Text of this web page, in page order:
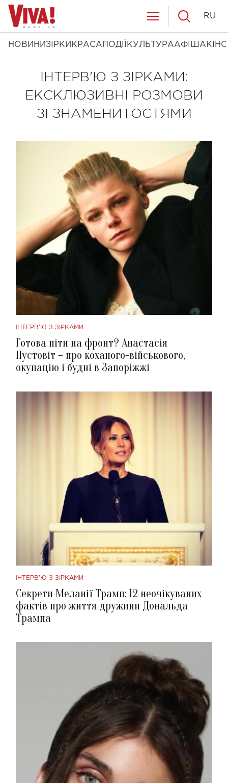
НОВИНИ ЗІРКИ КРАСА ПОДІЇ КУЛЬТУРААФІША КІНО
RU
ІНТЕРВ'Ю З ЗІРКАМИ:
ЕКСКЛЮЗИВНІ РОЗМОВИ
ЗІ ЗНАМЕНИТОСТЯМИ
ІНТЕРВ'Ю З ЗІРКАМИ
Готова піти на фронт? Анастасія
Пустовіт – про коханого-військового,
окупацію і будні в Запоріжжі
ІНТЕРВ'Ю З ЗІРКАМИ
Секрети Меланії Трамп: 12 неочікуваних
фактів про життя дружини Дональда
Трампа